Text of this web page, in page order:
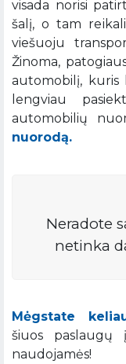
visada norisi
šalį, o tam
viešuoju
Žinoma,
automobilį, kuris
lengviau
automobilių
nuorodą.
Neradote
netinka
Mėgstate
šiuos paslaugų
naudojamės!